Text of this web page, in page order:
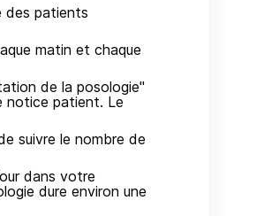
des patients
matin et chaque
de la posologie"
notice patient. Le
suivre le nombre de
dans votre
dure environ une